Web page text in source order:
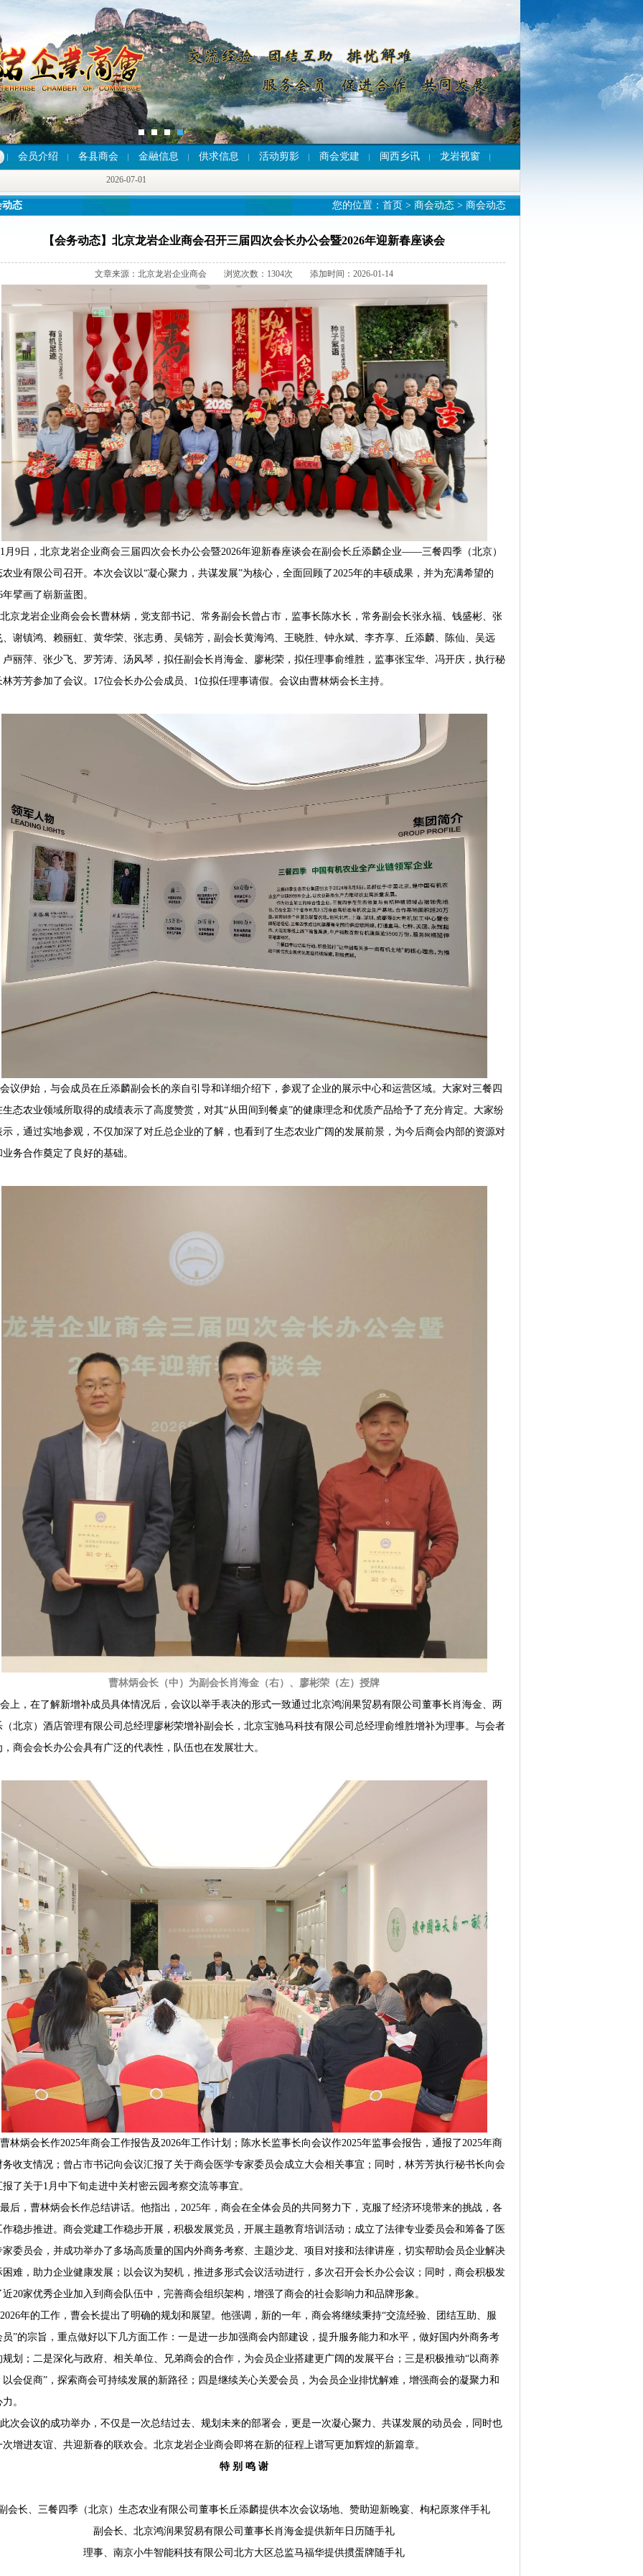
会员介绍 各县商会 金融信息 供求信息 活动剪影 商会党建 闽西乡讯 龙岩视窗
2026-07-01
2026-07-01
2026-07-01
动态 您的位置： 首页 > 商会动态 > 商会动态
【会务动态】北京龙岩企业商会召开三届四次会长办公会暨2026年迎新春座谈会
文章来源：北京龙岩企业商会 浏览次数：1304次 添加时间：2026-01-14
1月9日，北京龙岩企业商会三届四次会长办公会暨2026年迎新春座谈会在副会长 丘添麟企业——三餐四季（北京）
农业有限公司召开。本次会议以“凝心聚力，共谋发展”为核心，全面回顾了2025年的丰硕成果，并为充满希望的
年擘画了崭新蓝图。
北京龙岩企业商会会长曹林炳，党支部书记、常务副会长曾占市，监事长陈水长，常务副会长张永福、钱盛彬、张
、谢镇鸿、赖丽虹、黄华荣、张志勇、吴锦芳，副会长黄海鸿、王晓胜、钟永斌、李齐享、丘添麟、陈仙、吴远
卢丽萍、张少飞、罗芳涛、汤风琴，拟任副会长肖海金、廖彬荣，拟任理事俞维胜，监事张宝华、冯开庆，执行秘
芳芳参加了会议。 17位会长办公会成员、1位拟任理事请假。会议由曹林炳会长主持。
会议伊始，与会成员在丘添麟副会长的亲自引导和详细介绍下，参观了企业的展示中心和运营区域。大家对三餐四
生态农业领域所取得的成绩表示了高度赞赏，对其“从田间到餐桌”的健康理念和优质产品给予了充分肯定。大家纷
示，通过实地参观，不仅加深了对丘总企业的了解，也看到了生态农业广阔的发展前景，为今后商会内部的资源对
业务合作奠定了良好的基础。
曹林炳会长（中）为副会长肖海金（右）、廖彬荣（左）授牌
会上，在了解新增补成员具体情况后，会议以举手表决的形式一致通过北京鸿润果贸易有限公司董事长肖海金、两
（北京）酒店管理有限公司总经理廖彬荣增补副会长，北京宝驰马科技有限公司总经理俞维胜增补为理事。与会者
，商会会长办公会具有广泛的代表性，队伍也在发展壮大。
曹林炳会长作2025年商会工作报告及2026年工作计划；陈水长监事长向会议作2025年监事会报告，通报了2025年商
务收支情况；曾占市书记向会议汇报了关于商会医学专家委员会成立大会相关事宜；同时，林芳芳执行秘书长向会
报了关于1月中下旬走进中关村密云园考察交流等事宜。
最后，曹林炳会长作总结讲话。他指出， 2025年，商会在全体会员的共同努力下，克服了经济环境带来的挑战，各
作稳步推进。商会党建工作稳步开展，积极发展党员，开展主题教育培训活动；成立了法律专业委员会和筹备了医
家委员会，并成功举办了多场高质量的国内外商务考察、主题沙龙、项目对接和法律讲座，切实帮助会员企业解决
困难，助力企业健康发展；以会议为契机，推进多形式会议活动进行，多次召开会长办公会议；同时，商会积极发
近20家优秀企业加入到商会队伍中，完善商会组织架构，增强了商会的社会影响力和品牌形象。
2026年的工作，曹会长提出了明确的规划和展望。他强调，新的一年，商会将继续秉持“交流经验、团结互助、服
员”的宗旨，重点做好以下几方面工作：一是进一步加强商会内部建设，提升服务能力和水平，做好国内外商务考
规划；二是深化与政府、相关单位、兄弟商会的合作，为会员企业搭建更广阔的发展平台；三是积极推动“以商养
以会促商”，探索商会可持续发展的新路径；四是继续关心关爱会员，为会员企业排忧解难，增强商会的凝聚力和
。
此次会议的成功举办，不仅是一次总结过去、规划未来的部署会，更是一次凝心聚力、共谋发展的动员会，同时也
次增进友谊、共迎新春的联欢会。北京龙岩企业商会即将在新的征程上谱写更加辉煌的新篇章。
特 别 鸣 谢
会长、三餐四季（北京）生态农业有限公司董事长丘添麟提供本次会议场地、赞助迎新晚宴、枸杞原浆伴手礼
副会长、北京鸿润果贸易有限公司董事长肖海金提供新年日历随手礼
理事、南京小牛智能科技有限公司北方大区总监马福华提供掼蛋牌随手礼